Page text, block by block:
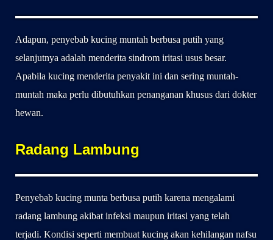
Adapun, penyebab kucing muntah berbusa putih yang
selanjutnya adalah menderita sindrom iritasi usus besar.
Apabila kucing menderita penyakit ini dan sering muntah-
muntah maka perlu dibutuhkan penanganan khusus dari dokter
hewan.
Radang Lambung
Penyebab kucing munta berbusa putih karena mengalami
radang lambung akibat infeksi maupun iritasi yang telah
terjadi. Kondisi seperti membuat kucing akan kehilangan nafsu